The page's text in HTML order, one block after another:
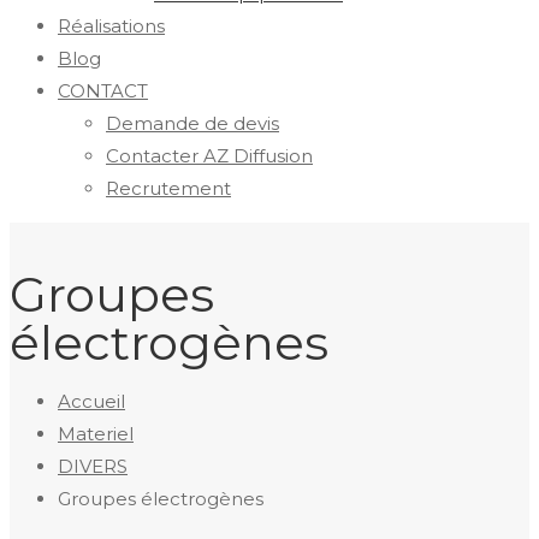
Réalisations
Blog
CONTACT
Demande de devis
Contacter AZ Diffusion
Recrutement
Groupes
électrogènes
Accueil
Materiel
DIVERS
Groupes électrogènes